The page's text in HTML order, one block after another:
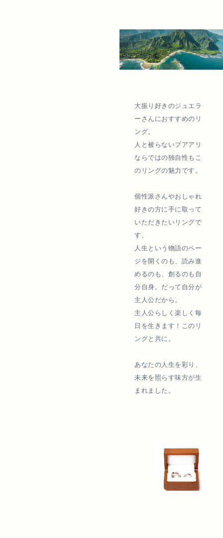
大振り好きのジュエラ
ーさんにおすすめのリ
ング。
人と被らないプアアリ
ならではの独自性もこ
のリングの魅力です。
個性派さんやおしゃれ
好きの方に手に取って
いただきたいリングで
す。
人生という物語のペー
ジを開くのも、読み進
めるのも、創るのも自
分自身。だって自分が
主人公だから。
主人公らしく楽しく毎
日を生きます！このリ
ングと共に。
あなたの人生を彩り、
未来を照らす味方が生
まれました。